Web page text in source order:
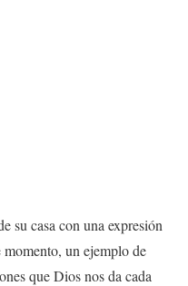
su casa con una expresión
momento, un ejemplo de
que Dios nos da cada